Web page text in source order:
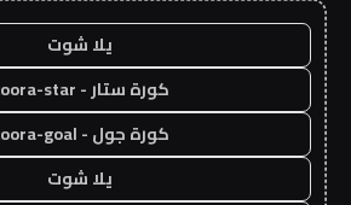
يلا شوت
كورة ستار - koora-star
كورة جول - koora-goal
يلا شوت